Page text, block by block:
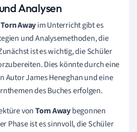
Analysen
Torn Awayim Unterricht gibt es
und Analysemethoden, die
ist es wichtig, die Schüler
Dies könnte durch eine
Autor James Heneghan und eine
des Buches erfolgen.
vonTorn Awaybegonnen
Phase ist es sinnvoll, die Schüler